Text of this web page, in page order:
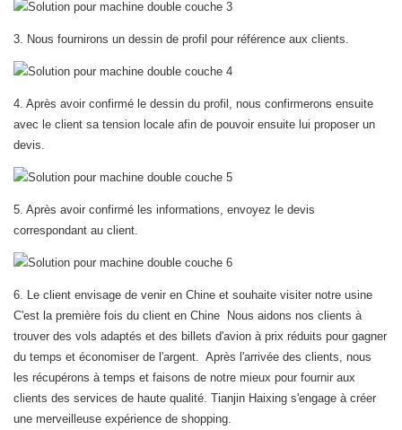
3. Nous fournirons un dessin de profil pour référence aux clients.
4. Après avoir confirmé le dessin du profil, nous confirmerons ensuite
avec le client sa tension locale afin de pouvoir ensuite lui proposer un
devis.
5. Après avoir confirmé les informations, envoyez le devis
correspondant au client.
6. Le client envisage de venir en Chine et souhaite visiter notre usine
C'est la première fois du client en Chine Nous aidons nos clients à
trouver des vols adaptés et des billets d'avion à prix réduits pour gagner
du temps et économiser de l'argent. Après l'arrivée des clients, nous
les récupérons à temps et faisons de notre mieux pour fournir aux
clients des services de haute qualité. Tianjin Haixing s'engage à créer
une merveilleuse expérience de shopping.